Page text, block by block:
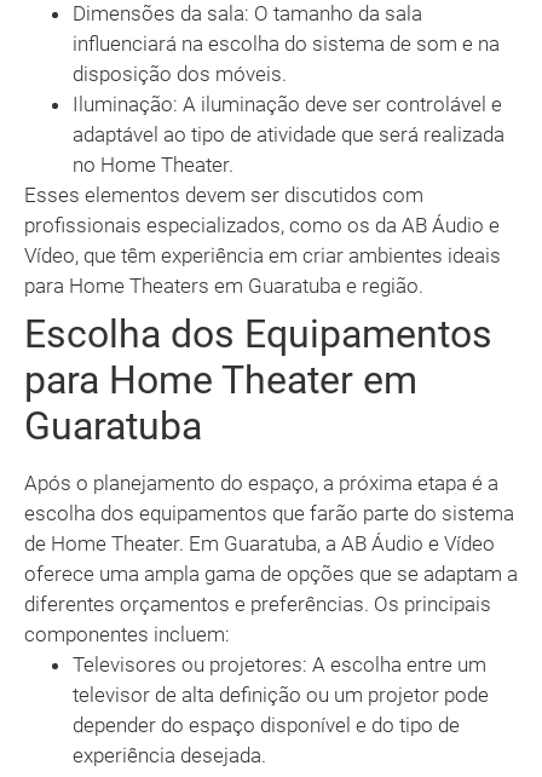
Dimensões da sala: O tamanho da sala
influenciará na escolha do sistema de som e na
disposição dos móveis.
Iluminação: A iluminação deve ser controlável e
adaptável ao tipo de atividade que será realizada
no Home Theater.
Esses elementos devem ser discutidos com
profissionais especializados, como os da AB Áudio e
Vídeo, que têm experiência em criar ambientes ideais
para Home Theaters em Guaratuba e região.
Escolha dos Equipamentos
para Home Theater em
Guaratuba
Após o planejamento do espaço, a próxima etapa é a
escolha dos equipamentos que farão parte do sistema
de Home Theater. Em Guaratuba, a AB Áudio e Vídeo
oferece uma ampla gama de opções que se adaptam a
diferentes orçamentos e preferências. Os principais
componentes incluem:
Televisores ou projetores: A escolha entre um
televisor de alta definição ou um projetor pode
depender do espaço disponível e do tipo de
experiência desejada.